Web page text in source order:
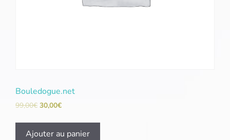
Bouledogue.net
99,00€ 30,00€
Ajouter au panier